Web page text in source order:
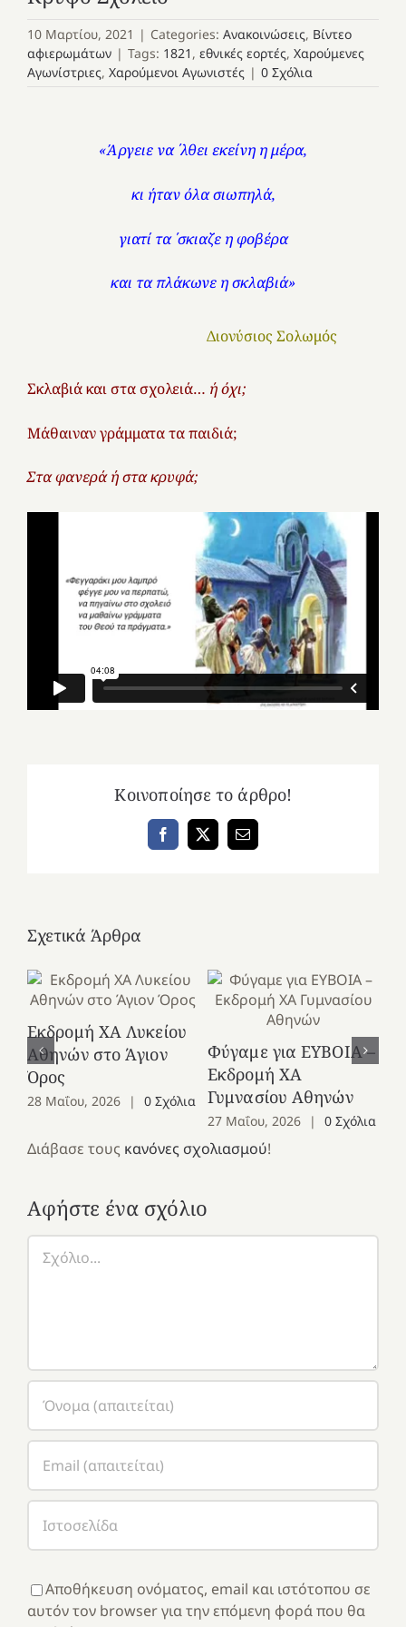
10 Μαρτίου, 2021 | Categories: Ανακοινώσεις, Βίντεο
αφιερωμάτων | Tags: 1821 , εθνικές εορτές, Χαρούμενες
Αγωνίστριες, Χαρούμενοι Αγωνιστές | 0 Σχόλια
«Άργειε να ΄λθει εκείνη η μέρα,
κι ήταν όλα σιωπηλά,
γιατί τα ΄σκιαζε η φοβέρα
και τα πλάκωνε η σκλαβιά»
Διονύσιος Σολωμός
Σκλαβιά και στα σχολειά… ή όχι;
Μάθαιναν γράμματα τα παιδιά;
Στα φανερά ή στα κρυφά;
Κοινοποίησε το άρθρο!
Facebook
X Email
Σχετικά Άρθρα
Εκδρομή ΧΑ Λυκείου
Αθηνών στο Άγιον
Όρος
28 Μαΐου, 2026 | 0 Σχόλια
Φύγαμε για ΕΥΒΟΙΑ –
Εκδρομή ΧΑ
Γυμνασίου Αθηνών
27 Μαΐου, 2026 | 0 Σχόλια
Διάβασε τους κανόνες σχολιασμού!
Αφήστε ένα σχόλιο
Αποθήκευση ονόματος, email και ιστότοπου σε
αυτόν τον browser για την επόμενη φορά που θα